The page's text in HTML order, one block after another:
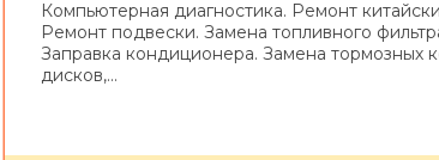
Компьютерная диагностика. Ремонт
Ремонт подвески. Замена топливного
Заправка кондиционера. Замена тормозных
дисков,...